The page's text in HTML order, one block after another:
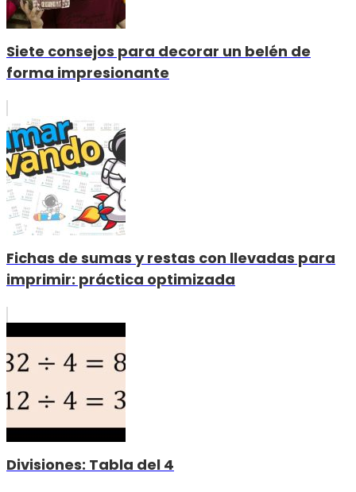
Siete consejos para decorar un belén de
forma impresionante
Fichas de sumas y restas con llevadas para
imprimir: práctica optimizada
Divisiones: Tabla del 4